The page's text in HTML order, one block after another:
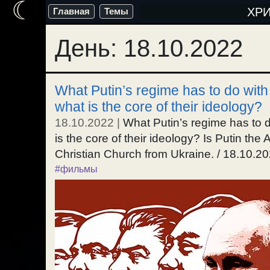
Перейти
содержимому
Главная Темы
День: 18.10.2022
What Putin’s regime has to do
what is the core of their ideology?
18.10.2022
What Putin’s regime has to
is the core of their ideology? Is Putin the
Christian Church from Ukraine. /
#фильмы
☾